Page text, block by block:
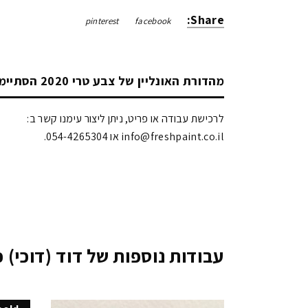
Share:
facebook
pinterest
מהדורת האונליין של צבע טרי 2020 הסתיימה!
לרכישת עבודה או פריט, ניתן ליצור עימנו קשר ב:
info@freshpaint.co.il‏ או 054-4265304.
עבודות נוספות של דוד (דוכי)